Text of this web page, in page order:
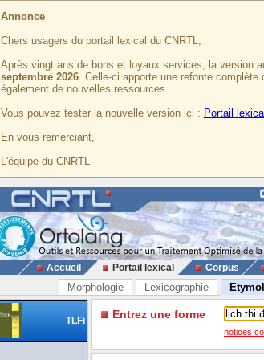
Annonce
Chers usagers du portail lexical du CNRTL,
Après vingt ans de bons et loyaux services, la version
septembre 2026. Celle-ci apporte une refonte
également de nouvelles ressources.
Vous pouvez tester la nouvelle version ici : Portail lexical
En vous remerciant,
L'équipe du CNRTL
Accueil Portail lexical Corpus
Morphologie Lexicographie
TLFi Entrez une forme
notices